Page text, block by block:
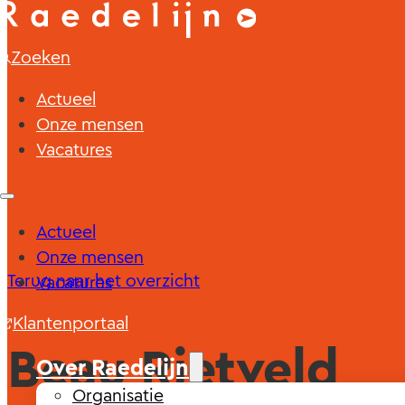
Zoeken
Actueel
Onze mensen
Vacatures
Actueel
Onze mensen
Vacatures
Klantenportaal
Over Raedelijn
Organisatie
Terug naar het overzicht
Beau Rietveld